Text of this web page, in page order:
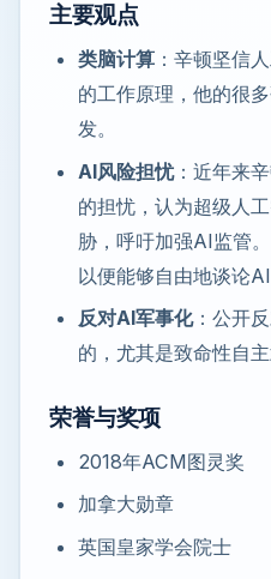
主要观点
类脑计算 ：辛顿坚信
的工作原理，他的很
发。
AI风险担忧：近年来
的担忧，认为超级人
胁，呼吁加强AI监管
以便能够自由地谈论AI
反对AI军事化：公开
的，尤其是致命性自主
荣誉与奖项
2018年ACM图灵奖
加拿大勋章
英国皇家学会院士